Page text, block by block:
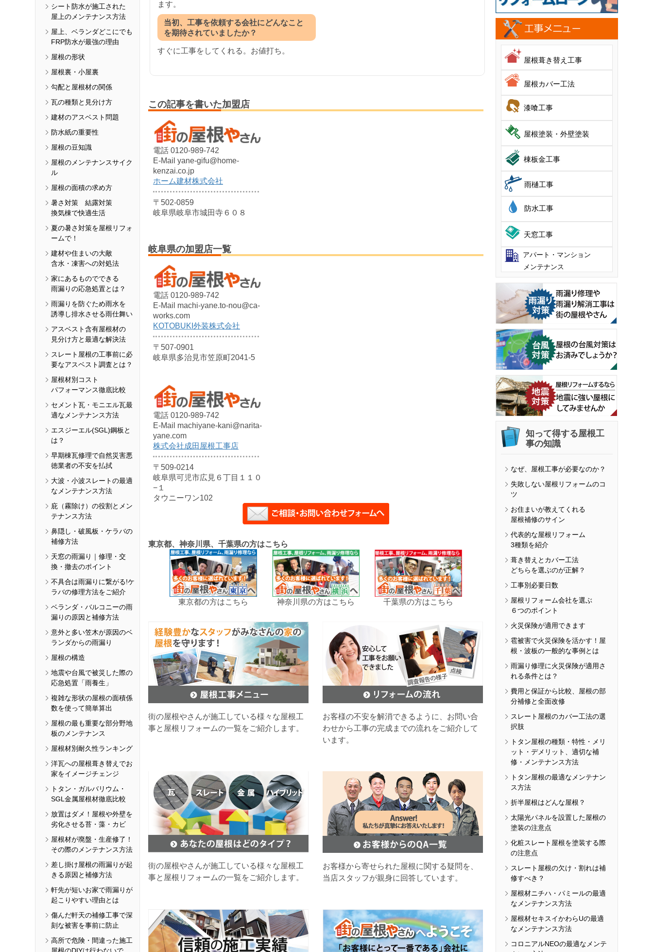
シート防水が施工された
屋上のメンテナンス方法
屋上、ベランダどこにでも
FRP防水が最強の理由
屋根の形状
屋根裏・小屋裏
勾配と屋根材の関係
瓦の種類と見分け方
建材のアスベスト問題
防水紙の重要性
屋根の豆知識
屋根のメンテナンスサイク
ル
屋根の面積の求め方
暑さ対策 結露対策
換気棟で快適生活
夏の暑さ対策を屋根リフォ
ームで！
建材や住まいの大敵
含水・凍害への対処法
家にあるものでできる
雨漏りの応急処置とは？
雨漏りを防ぐため雨水を
誘導し排水させる雨仕舞い
アスベスト含有屋根材の
見分け方と最適な解決法
スレート屋根の工事前に必
要なアスベスト調査とは？
屋根材別コスト
パフォーマンス徹底比較
セメント瓦・モニエル瓦最
適なメンテナンス方法
エスジーエル(SGL)鋼板と
は？
早期棟瓦修理で自然災害悪
徳業者の不安を払拭
大波・小波スレートの最適
なメンテナンス方法
庇（霧除け）の役割とメン
テナンス方法
鼻隠し・破風板・ケラバの
補修方法
天窓の雨漏り｜修理・交
換・撤去のポイント
不具合は雨漏りに繋がる!ケ
ラバの修理方法をご紹介
ベランダ・バルコニーの雨
漏りの原因と補修方法
意外と多い笠木が原因のベ
ランダからの雨漏り
屋根の構造
地震や台風で被災した際の
応急処置「雨養生」
複雑な形状の屋根の面積係
数を使って簡単算出
屋根の最も重要な部分野地
板のメンテナンス
屋根材別耐久性ランキング
洋瓦への屋根葺き替えでお
家をイメージチェンジ
トタン・ガルバリウム・
SGL金属屋根材徹底比較
放置はダメ！屋根や外壁を
劣化させる苔・藻・カビ
屋根材が廃盤・生産修了！
その際のメンテナンス方法
差し掛け屋根の雨漏りが起
きる原因と補修方法
軒先が短いお家で雨漏りが
起こりやすい理由とは
傷んだ軒天の補修工事で深
刻な被害を事前に防止
高所で危険・間違った施工
屋根のDIYは行わないで
ます。
当初、工事を依頼する会社にどんなこと
を期待されていましたか？
すぐに工事をしてくれる。お値打ち。
この記事を書いた加盟店
電話 0120-989-742
E-Mail yane-gifu@home-
kenzai.co.jp
ホーム建材株式会社
〒502-0859
岐阜県岐阜市城田寺６０８
岐阜県の加盟店一覧
電話 0120-989-742
E-Mail machi-yane.to-nou@ca-
works.com
KOTOBUKI外装株式会社
〒507-0901
岐阜県多治見市笠原町2041-5
電話 0120-989-742
E-Mail machiyane-kani@narita-
yane.com
株式会社成田屋根工事店
〒509-0214
岐阜県可児市広見６丁目１１０
−１
タウニーワン102
東京都、神奈川県、千葉県の方はこちら
東京都の方はこちら 神奈川県の方はこちら 千葉県の方はこちら
街の屋根やさんが施工している様々な屋根工
事と屋根リフォームの一覧をご紹介します。
お客様の不安を解消できるように、お問い合
わせから工事の完成までの流れをご紹介して
います。
街の屋根やさんが施工している様々な屋根工
事と屋根リフォームの一覧をご紹介します。
お客様から寄せられた屋根に関する疑問を、
当店スタッフが親身に回答しています。
屋根葺き替え工事
屋根カバー工法
漆喰工事
屋根塗装・外壁塗装
棟板金工事
雨樋工事
防水工事
天窓工事
アパート・マンション
メンテナンス
知って得する屋根工
事の知識
なぜ、屋根工事が必要なのか？
失敗しない屋根リフォームのコ
ツ
お住まいが教えてくれる
屋根補修のサイン
代表的な屋根リフォーム
3種類を紹介
葺き替えとカバー工法
どちらを選ぶのが正解？
工事別必要日数
屋根リフォーム会社を選ぶ
６つのポイント
火災保険が適用できます
雹被害で火災保険を活かす！屋
根・波板の一般的な事例とは
雨漏り修理に火災保険が適用さ
れる条件とは？
費用と保証から比較、屋根の部
分補修と全面改修
スレート屋根のカバー工法の選
択肢
トタン屋根の種類・特性・メリ
ット・デメリット、適切な補
修・メンテナンス方法
トタン屋根の最適なメンテナン
ス方法
折半屋根はどんな屋根？
太陽光パネルを設置した屋根の
塗装の注意点
化粧スレート屋根を塗装する際
の注意点
スレート屋根の欠け・割れは補
修すべき？
屋根材ニチハ・パミールの最適
なメンテナンス方法
屋根材セキスイかわらUの最適
なメンテナンス方法
コロニアルNEOの最適なメンテ